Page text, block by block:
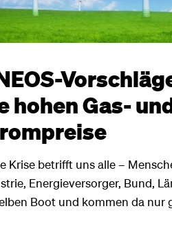
hohen Gas-
Krise betrifft uns alle –
Energieversorger, Bund,
Boot und kommen da nur